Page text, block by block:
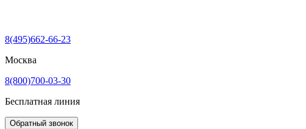
8(495)662-66-23
Москва
8(800)700-03-30
Бесплатная линия
Обратный звонок